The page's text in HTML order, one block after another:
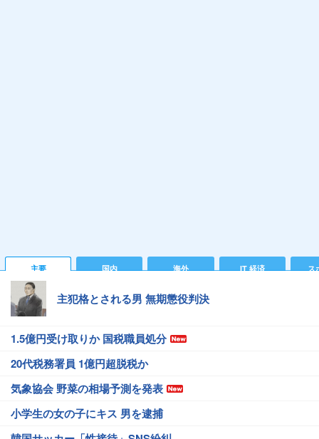
主要 国内 海外 IT 経済 ス
主犯格とされる男 無期懲役判決
1.5億円受け取りか 国税職員処分
20代税務署員 1億円超脱税か
気象協会 野菜の相場予測を発表
小学生の女の子にキス 男を逮捕